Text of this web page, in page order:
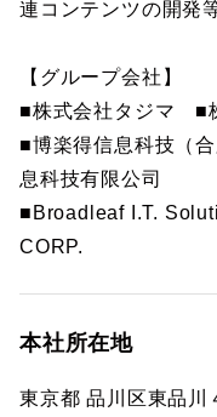
連コンテンツの開発
【グループ会社】
■株式会社タジマ ■
■博楽得信息科技（
息科技有限公司
■Broadleaf I.T.
CORP.
本社所在地
東京都 品川区東品川